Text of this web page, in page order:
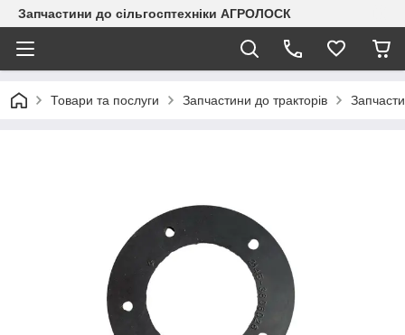
Запчастини до сільгосптехніки АГРОЛОСК
Товари та послуги Запчастини до тракторів